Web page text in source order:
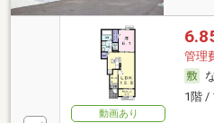
動画あり
管理
1階 /